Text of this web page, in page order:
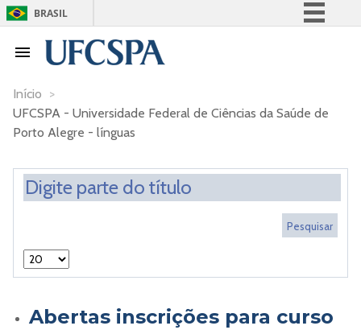
BRASIL
Acesso à informação
Canais
Início >
UFCSPA - Universidade Federal de Ciências da Saúde de
Porto Alegre - línguas
Abertas inscrições para curso